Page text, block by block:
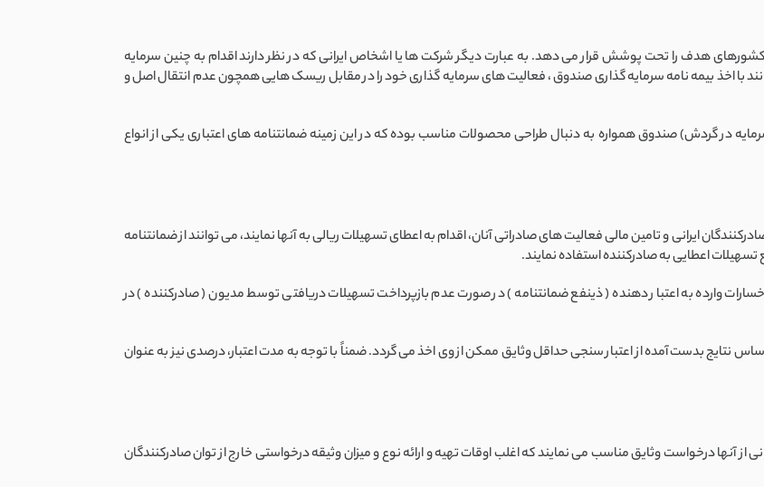
کشورهای هدف را تحت پوشش قرار می دهد. به عبارت دیگر شرکت ها یا اشخاص ایرانی که در نظر دارند اقدام به چنین سرمایه
با اخذ بیمه نامه سرمایه گذاری صندوق ، فعالیت های سرمایه گذاری خود را در مقابل ریسک هایی همچون عدم انتقال اصل و
در گردش) صندوق همواره به دنبال طراحی محصولات مناسب بوده که در این زمینه ضمانتنامه های اعتباری یکی از انواع
ایرانی و تامین مالی فعالیت های صادراتی آنان، اقدام به اعطای تسهیلات ریالی به آنها نمایند، می توانند از ضمانتنامه
اعطایی به صادرکننده استفاده نمایند.
وارده به اعتبار دهنده ( ذینفع ضمانتنامه ) در صورت عدم بازپرداخت تسهیلات دریافتی توسط مدیون ( صادرکننده ) در
براساس نتایج بدست آمده از اعتبار سنجی حداقل وثایق ممکن از وی اخذ می گردد. ضمناً با توجه به مدت اعتبار، درصدی نیز به عنوان
آنها درخواست وثایق مناسب می نمایند که اغلب اوقات تهیه و ارائه نوع و میزان وثیقه درخواستی خارج از توان صادرکنندگان